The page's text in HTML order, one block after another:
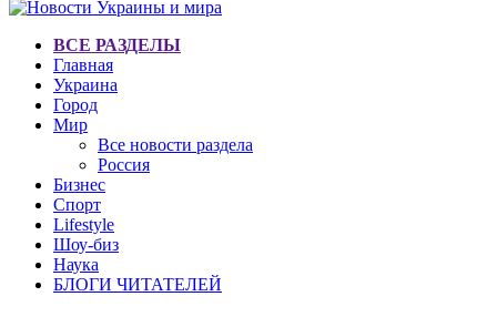
ВСЕ РАЗДЕЛЫ
Главная
Украина
Город
Мир
Все новости раздела
Россия
Бизнес
Спорт
Lifestyle
Шоу-биз
Наука
БЛОГИ ЧИТАТЕЛЕЙ